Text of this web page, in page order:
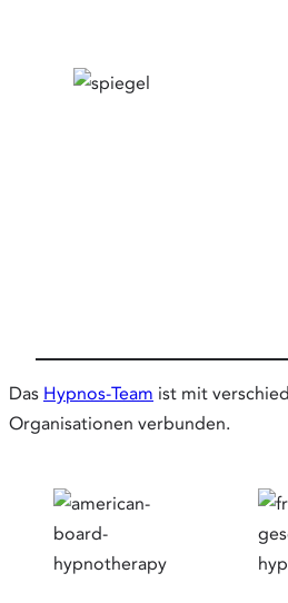
Das Hypnos-Team ist mit
Organisationen verbunden.